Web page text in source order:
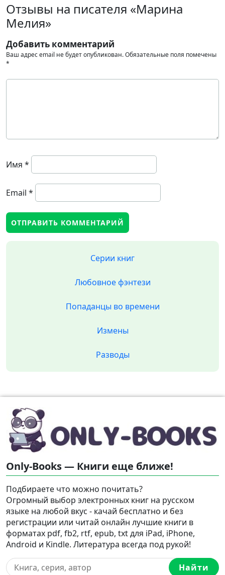
Отзывы на писателя «Марина
Мелия»
Добавить комментарий
Ваш адрес email не будет опубликован.Обязательные поля помечены
*
Имя *
Email *
Серии книг
Любовное фэнтези
Попаданцы во времени
Измены
Разводы
Only-Books — Книги еще ближе!
Подбираете что можно почитать?
Огромный выбор электронных книг на русском
языке на любой вкус - качай бесплатно и без
регистрации или читай онлайн лучшие книги в
форматах pdf, fb2, rtf, epub, txt для iPad, iPhone,
Android и Kindle. Литература всегда под рукой!
Найти